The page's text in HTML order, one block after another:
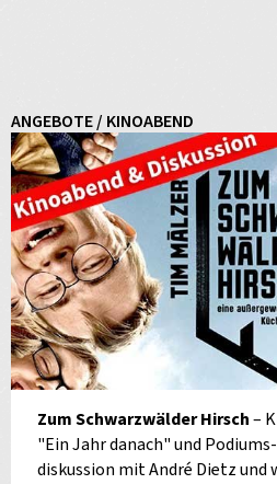
ANGEBOTE / KINOABEND
Zum Schwarzwälder Hirsch–
"Ein Jahr danach" und Podiums-
diskussion mit André Dietz und